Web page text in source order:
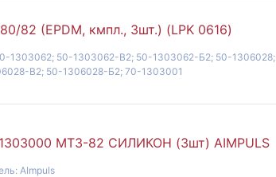
82 (EPDM, кмпл., 3шт.) (LPK 0616)
1303062; 50-1303062-B2; 50-1303062-Б2; 50-1306028;
B2; 50-1306028-Б2; 70-1303001
МТЗ-82 СИЛИКОН (3шт) AIMPULS
AImpuls